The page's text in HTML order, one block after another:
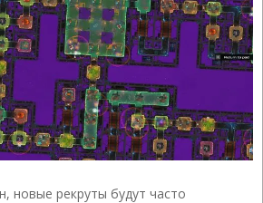
новые рекруты будут часто